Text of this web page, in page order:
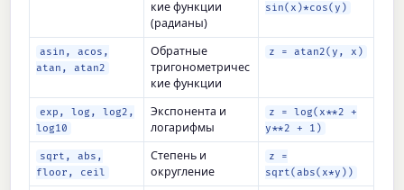
кие функции
(радианы)
sin(x)*cos(y)
asin, acos,
atan, atan2
Обратные
тригонометричес
кие функции
z = atan2(y, x)
exp, log, log2,
log10
Экспонента и
логарифмы
z = log(x**2 +
y**2 + 1)
sqrt, abs,
floor, ceil
Степень и
округление
z =
sqrt(abs(x*y))